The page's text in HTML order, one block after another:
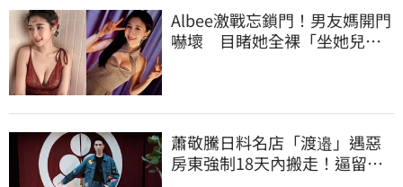
Albee激戰忘鎖門！男友媽開門
嚇壞 目睹她全裸「坐她兒子
蕭敬騰日料名店「渡邉」遇惡
房東強制18天內搬走！逼留裝